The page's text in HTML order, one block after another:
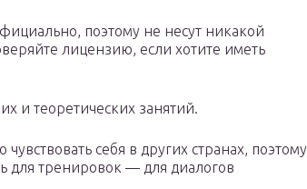
поэтому не несут никакой
лицензию, если хотите иметь
и теоретических занятий.
себя в других странах, поэтому
для тренировок — для диалогов